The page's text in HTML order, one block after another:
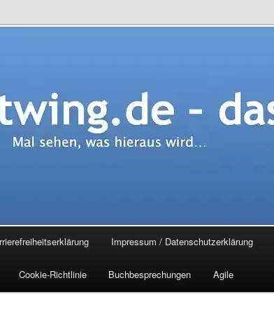
Impressum / Datenschutzerklärung
Cookie-Richtlinie Buchbesprechungen Agile